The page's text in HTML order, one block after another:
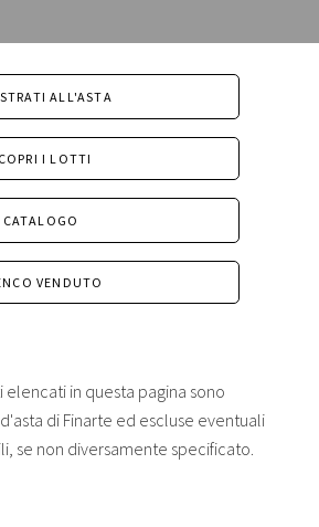
ALL'ASTA
I LOTTI
CATALOGO
VENDUTO
elencati in questa pagina sono
di Finarte ed escluse eventuali
se non diversamente specificato.